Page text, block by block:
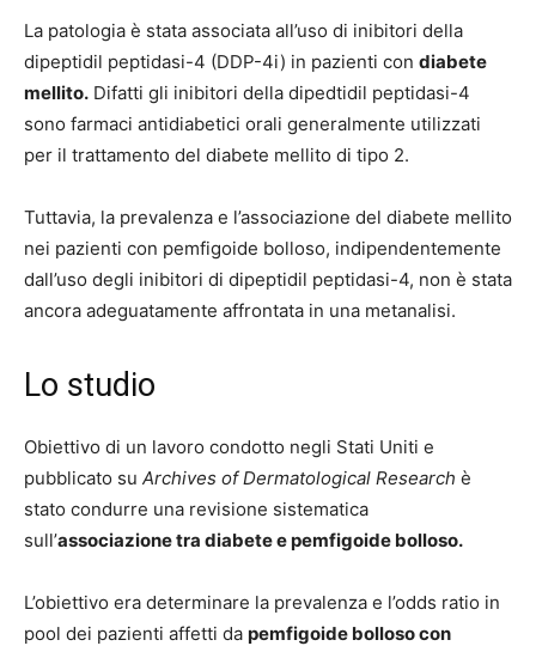
La patologia è stata associata all’uso di inibitori della
dipeptidil peptidasi-4 (DDP-4i) in pazienti con diabete
mellito. Difatti gli inibitori della dipedtidil peptidasi-4
sono farmaci antidiabetici orali generalmente utilizzati
per il trattamento del diabete mellito di tipo 2.
Tuttavia, la prevalenza e l’associazione del diabete mellito
nei pazienti con pemfigoide bolloso, indipendentemente
dall’uso degli inibitori di dipeptidil peptidasi-4, non è stata
ancora adeguatamente affrontata in una metanalisi.
Lo studio
Obiettivo di un lavoro condotto negli Stati Uniti e
pubblicato su Archives of Dermatological Research è
stato condurre una revisione sistematica
sull’associazione tra diabete e pemfigoide bolloso.
L’obiettivo era determinare la prevalenza e l’odds ratio in
pool dei pazienti affetti da pemfigoide bolloso con